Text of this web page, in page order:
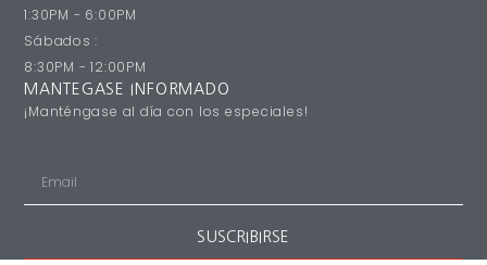
1:30PM - 6:00PM
Sábados :
8:30PM - 12:00PM
MANTEGASE INFORMADO
¡Manténgase al día con los especiales!
SUSCRIBIRSE